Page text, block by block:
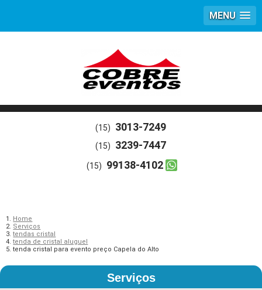
MENU
(15) 3013-7249
(15) 3239-7447
(15) 99138-4102
Home
Serviços
tendas cristal
tenda de cristal aluguel
tenda cristal para evento preço Capela do Alto
Serviços